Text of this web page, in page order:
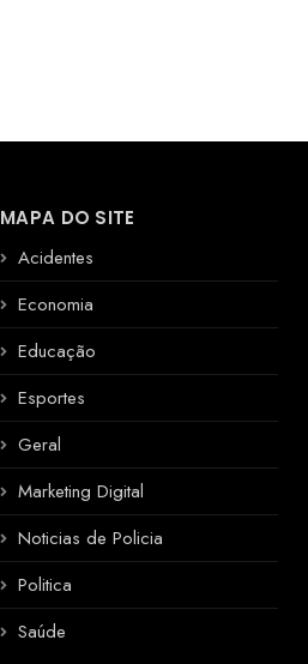
MAPA DO SITE
Acidentes
Economia
Educação
Esportes
Geral
Marketing Digital
Noticias de Policia
Politica
Saúde